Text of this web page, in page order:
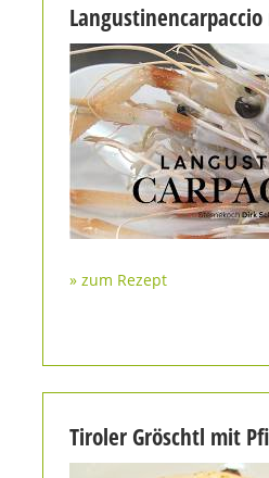
» zum Rezept